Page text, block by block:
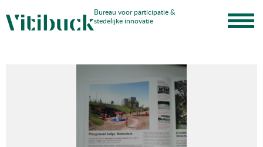
to
Bureau voor participatie &
stedelijke innovatie